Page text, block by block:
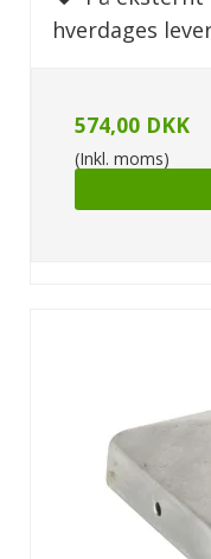
hverdages
574,00 DKK
(Inkl. moms)